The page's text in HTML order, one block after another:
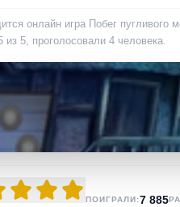
онлайн игра Побег
из 5, проголосовали 4 человека.
ПОИГРАЛИ:7 885